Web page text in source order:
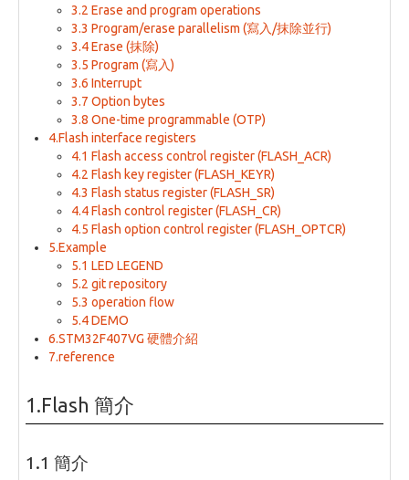
3.2 Erase and program operations
3.3 Program/erase parallelism (寫入/抹除並行)
3.4 Erase (抹除)
3.5 Program (寫入)
3.6 Interrupt
3.7 Option bytes
3.8 One-time programmable (OTP)
4.Flash interface registers
4.1 Flash access control register (FLASH_ACR)
4.2 Flash key register (FLASH_KEYR)
4.3 Flash status register (FLASH_SR)
4.4 Flash control register (FLASH_CR)
4.5 Flash option control register (FLASH_OPTCR)
5.Example
5.1 LED LEGEND
5.2 git repository
5.3 operation flow
5.4 DEMO
6.STM32F407VG 硬體介紹
7.reference
1.Flash 簡介
1.1 簡介